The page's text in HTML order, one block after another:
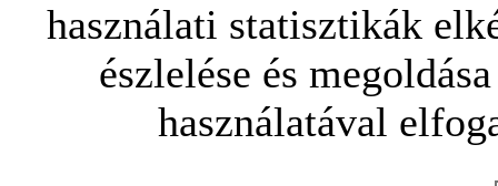
használati statisztikák
észlelése és
használatával